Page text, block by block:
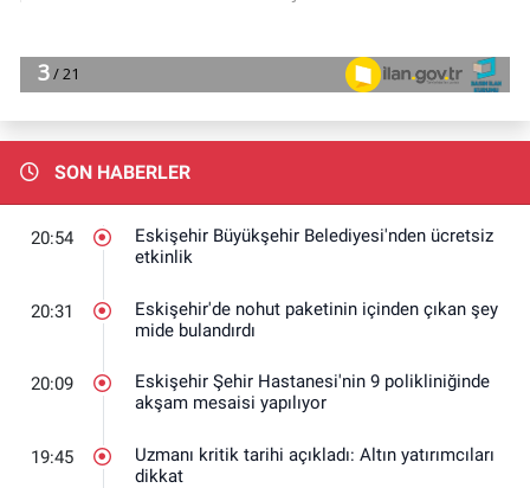
SON HABERLER
20:54
Eskişehir Büyükşehir Belediyesi'nden ücretsiz
etkinlik
20:31
Eskişehir'de nohut paketinin içinden çıkan şey
mide bulandırdı
20:09
Eskişehir Şehir Hastanesi'nin 9 polikliniğinde
akşam mesaisi yapılıyor
19:45
Uzmanı kritik tarihi açıkladı: Altın yatırımcıları
dikkat